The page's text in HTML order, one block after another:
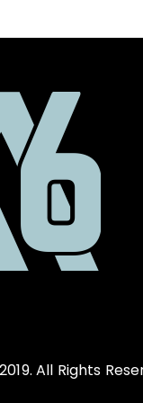
All Rights